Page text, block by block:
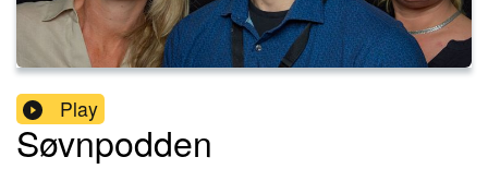
Play
Søvnpodden